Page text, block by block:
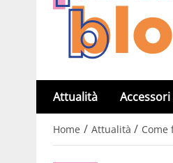
Attualità Accessori
Home / Attualità /